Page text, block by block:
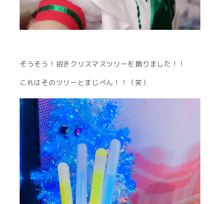
そうそう！招きクリスマスツリーを飾りました！！
これはそのツリーとまじぺん！！（笑）